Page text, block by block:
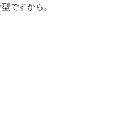
ですから。